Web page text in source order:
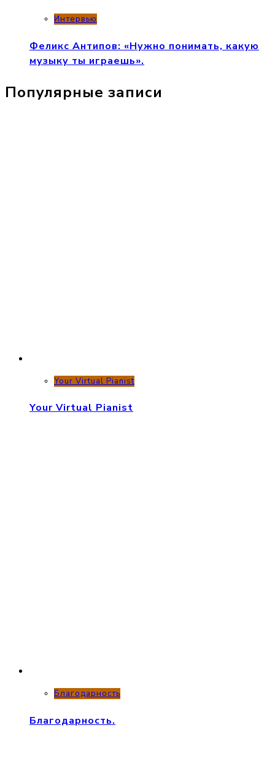
Интервью
Феликс Антипов: «Нужно понимать, какую
музыку ты играешь».
Популярные записи
Your Virtual Pianist
Your Virtual Pianist
Благодарность
Благодарность.